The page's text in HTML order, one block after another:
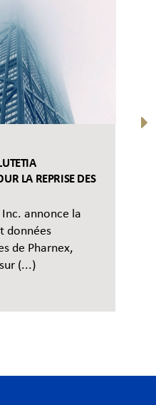
LA REPRISE DES
annonce la
données
de Pharnex,
(...)